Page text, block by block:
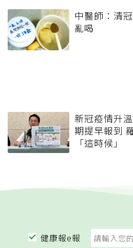
中醫師：清
亂喝
新冠疫情升
期提早報到
「這時候」
健康報e報